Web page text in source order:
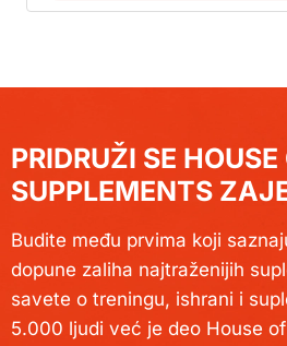
PRIDRUŽI SE HOUSE
SUPPLEMENTS
Budite među prvima koji
dopune zaliha najtraženijih
savete o treningu, ishrani i
5.000 ljudi već je deo House